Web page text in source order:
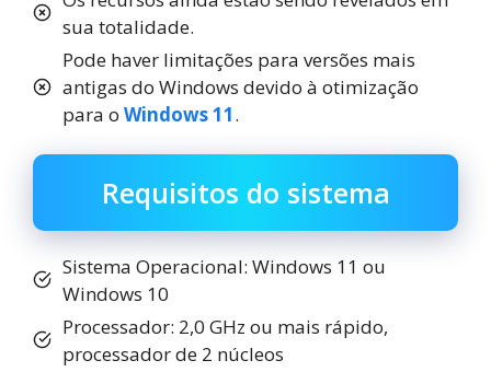
sua totalidade.
Pode haver limitações para versões mais
antigas do Windows devido à otimização
para o Windows 11.
Requisitos do sistema
Sistema Operacional: Windows 11 ou
Windows 10
Processador: 2,0 GHz ou mais rápido,
processador de 2 núcleos